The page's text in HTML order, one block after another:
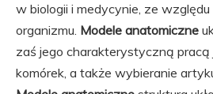
w biologii i medycynie, ze
organizmu. Modele anatomiczne
zaś jego charakterystyczną
komórek, a także wybieranie